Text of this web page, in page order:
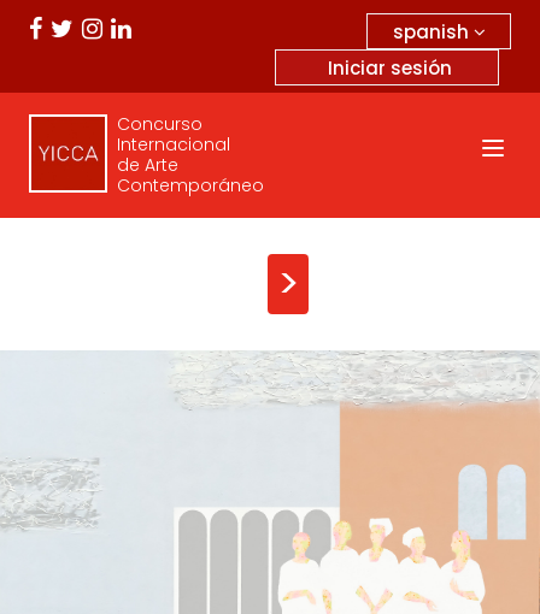
spanish
Iniciar sesión
Concurso
Internacional
de Arte
Contemporáneo
>